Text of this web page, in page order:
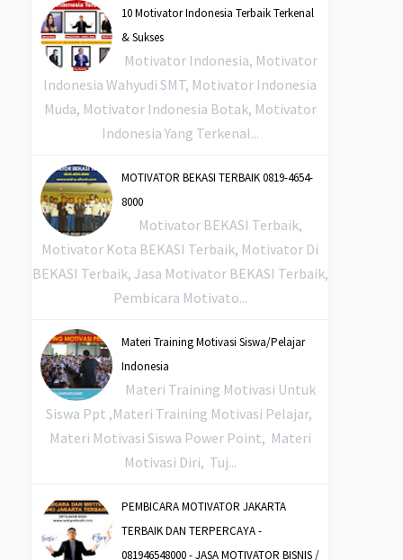
10 Motivator Indonesia Terbaik Terkenal
& Sukses
Motivator Indonesia, Motivator
Indonesia Wahyudi SMT, Motivator Indonesia
Muda, Motivator Indonesia Botak, Motivator
Indonesia Yang Terkenal...
MOTIVATOR BEKASI TERBAIK 0819-4654-
8000
Motivator BEKASI Terbaik,
Motivator Kota BEKASI Terbaik, Motivator Di
BEKASI Terbaik, Jasa Motivator BEKASI Terbaik,
Pembicara Motivato...
Materi Training Motivasi Siswa/Pelajar
Indonesia
Materi Training Motivasi Untuk
Siswa Ppt ,Materi Training Motivasi Pelajar,
Materi Motivasi Siswa Power Point, Materi
Motivasi Diri, Tuj...
PEMBICARA MOTIVATOR JAKARTA
TERBAIK DAN TERPERCAYA -
081946548000 - JASA MOTIVATOR BISNIS /